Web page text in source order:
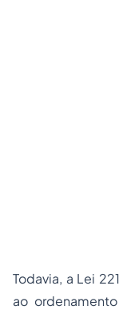
Todavia, a Lei
ao